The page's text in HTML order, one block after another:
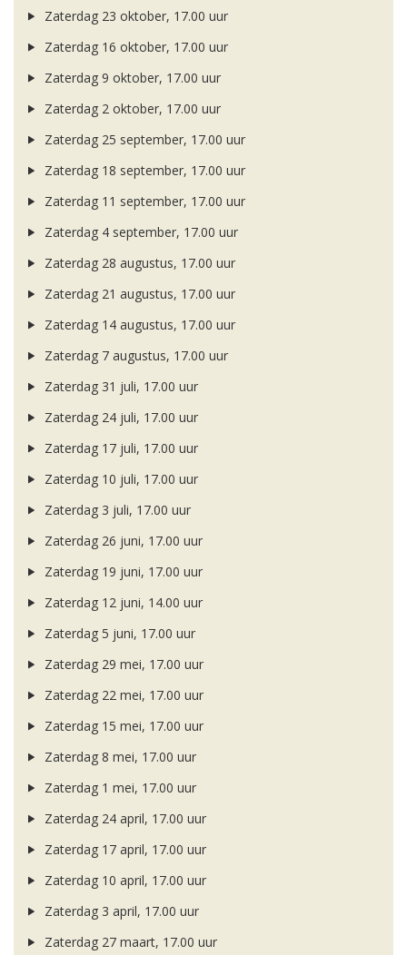
Zaterdag 23 oktober, 17.00 uur
Zaterdag 16 oktober, 17.00 uur
Zaterdag 9 oktober, 17.00 uur
Zaterdag 2 oktober, 17.00 uur
Zaterdag 25 september, 17.00 uur
Zaterdag 18 september, 17.00 uur
Zaterdag 11 september, 17.00 uur
Zaterdag 4 september, 17.00 uur
Zaterdag 28 augustus, 17.00 uur
Zaterdag 21 augustus, 17.00 uur
Zaterdag 14 augustus, 17.00 uur
Zaterdag 7 augustus, 17.00 uur
Zaterdag 31 juli, 17.00 uur
Zaterdag 24 juli, 17.00 uur
Zaterdag 17 juli, 17.00 uur
Zaterdag 10 juli, 17.00 uur
Zaterdag 3 juli, 17.00 uur
Zaterdag 26 juni, 17.00 uur
Zaterdag 19 juni, 17.00 uur
Zaterdag 12 juni, 14.00 uur
Zaterdag 5 juni, 17.00 uur
Zaterdag 29 mei, 17.00 uur
Zaterdag 22 mei, 17.00 uur
Zaterdag 15 mei, 17.00 uur
Zaterdag 8 mei, 17.00 uur
Zaterdag 1 mei, 17.00 uur
Zaterdag 24 april, 17.00 uur
Zaterdag 17 april, 17.00 uur
Zaterdag 10 april, 17.00 uur
Zaterdag 3 april, 17.00 uur
Zaterdag 27 maart, 17.00 uur